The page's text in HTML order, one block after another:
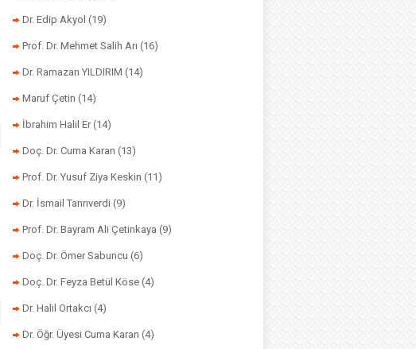
Dr. Edip Akyol (19)
Prof. Dr. Mehmet Salih Arı (16)
Dr. Ramazan YILDIRIM (14)
Maruf Çetin (14)
İbrahim Halil Er (14)
Doç. Dr. Cuma Karan (13)
Prof. Dr. Yusuf Ziya Keskin (11)
Dr. İsmail Tanrıverdi (9)
Prof. Dr. Bayram Ali Çetinkaya (9)
Doç. Dr. Ömer Sabuncu (6)
Doç. Dr. Feyza Betül Köse (4)
Dr. Halil Ortakcı (4)
Dr. Öğr. Üyesi Cuma Karan (4)